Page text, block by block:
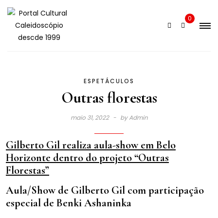
Skip
content
0
ESPETÁCULOS
Outras florestas
maio 31, 2022 byAdmin
Gilberto Gil realiza aula-show em Belo
Horizonte dentro do projeto “Outras
Florestas”
Aula/Show de Gilberto Gil com participação
especial de Benki Ashaninka